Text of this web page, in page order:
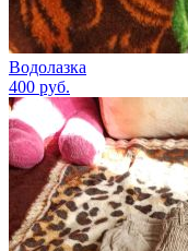
Водолазка
400 руб.